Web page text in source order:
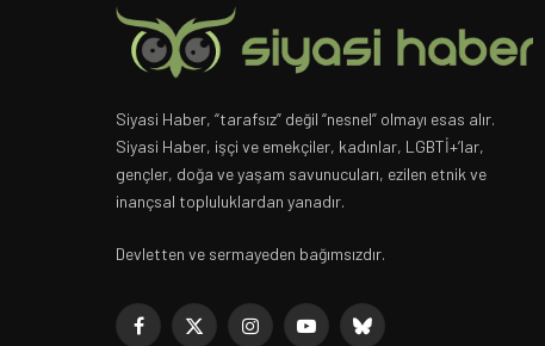
Siyasi Haber, “tarafsız” değil “nesnel” olmayı esas alır.
Siyasi Haber, işçi ve emekçiler, kadınlar, LGBTİ+’lar,
gençler, doğa ve yaşam savunucuları, ezilen etnik ve
inançsal topluluklardan yanadır.
Devletten ve sermayeden bağımsızdır.
Facebook
X InstagramYouTubeBluesky